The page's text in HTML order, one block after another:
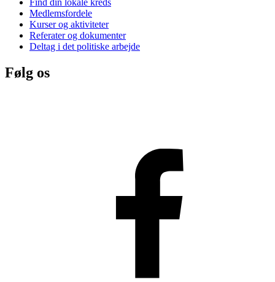
Medlemsfordele
Kurser og aktiviteter
Referater og dokumenter
Deltag i det politiske arbejde
Følg os